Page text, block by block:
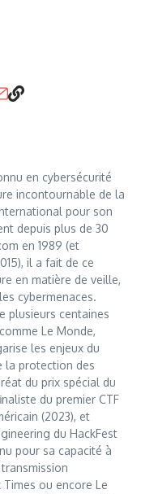
en cybersécurité
incontournable de la
pour son
depuis plus de 30
en 1989 (et
il a fait de ce
en matière de veille,
cybermenaces.
plusieurs centaines
Le Monde,
les enjeux du
la protection des
du prix spécial du
du premier CTF
(2023), et
du HackFest
pour sa capacité à
ou encore Le